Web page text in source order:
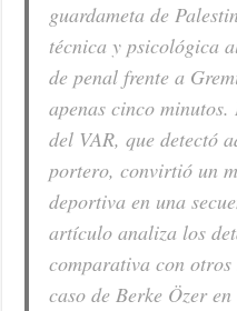
guardameta de
técnica y psicológica
de penal frente a
apenas cinco
del VAR, que detectó
portero, convirtió un
deportiva en una
artículo analiza los
comparativa con
caso de Berke Özer